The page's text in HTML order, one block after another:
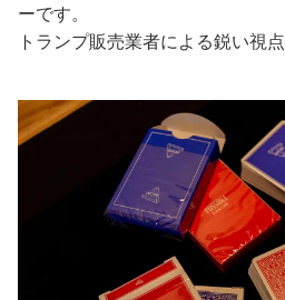
ーです。
トランプ販売業者による鋭い視点